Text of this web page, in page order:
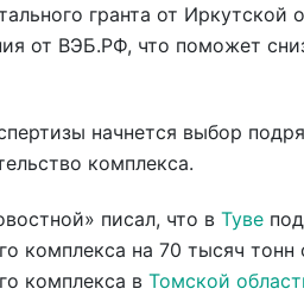
гранта от Иркутской
от ВЭБ.РФ, что поможет
начнется выбор
комплекса.
писал, что в Туве
комплекса на 70 тысяч тонн
комплекса в Томской